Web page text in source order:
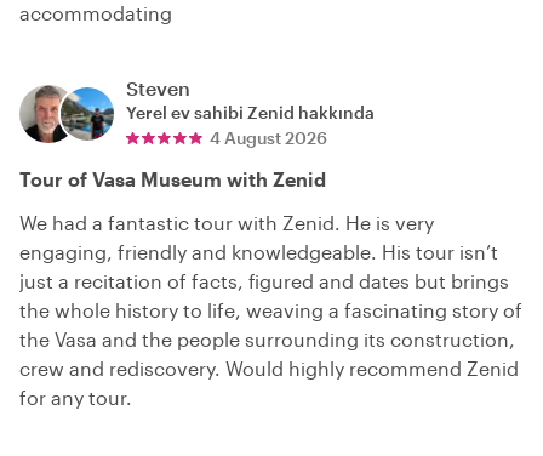
accommodating
Steven
Yerel ev sahibi Zenid hakkında
4 August 2026
Tour of Vasa Museum with Zenid
We had a fantastic tour with Zenid. He is very
engaging, friendly and knowledgeable. His tour isn’t
just a recitation of facts, figured and dates but brings
the whole history to life, weaving a fascinating story of
the Vasa and the people surrounding its construction,
crew and rediscovery. Would highly recommend Zenid
for any tour.